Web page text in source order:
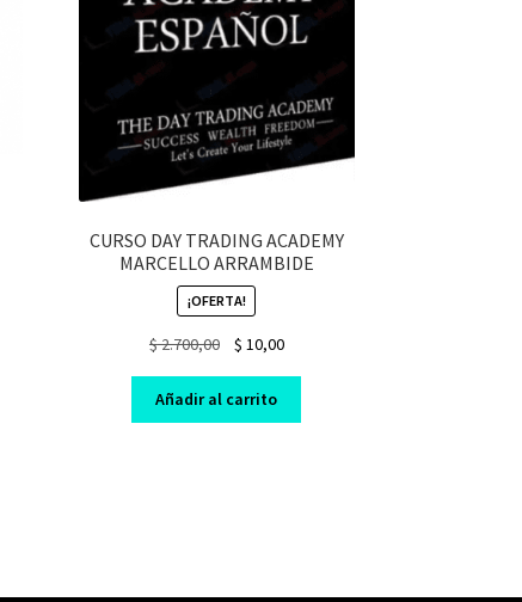
CURSO DAY TRADING ACADEMY
MARCELLO ARRAMBIDE
¡OFERTA!
$2.700,00
Original
was:
$ 2.700,00.
$ 10,00Current
$ 10,00.
Añadir al carrito